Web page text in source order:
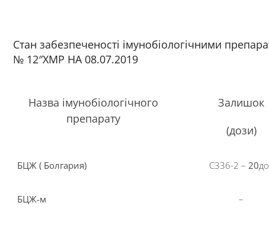
Стан забезпеченості імунобіологічними
№ 12″ХМР НА 08.07.2019
Назва імунобіологічного
препарату
Залишок
(дози)
БЦЖ ( Болгария) С336-2 – 20
БЦЖ-м –